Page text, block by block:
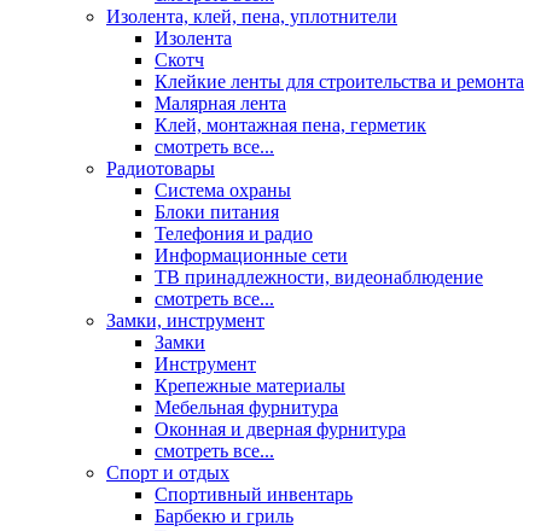
Изолента, клей, пена, уплотнители
Изолента
Скотч
Клейкие ленты для строительства и ремонта
Малярная лента
Клей, монтажная пена, герметик
смотреть все...
Радиотовары
Система охраны
Блоки питания
Телефония и радио
Информационные сети
ТВ принадлежности, видеонаблюдение
смотреть все...
Замки, инструмент
Замки
Инструмент
Крепежные материалы
Мебельная фурнитура
Оконная и дверная фурнитура
смотреть все...
Спорт и отдых
Спортивный инвентарь
Барбекю и гриль